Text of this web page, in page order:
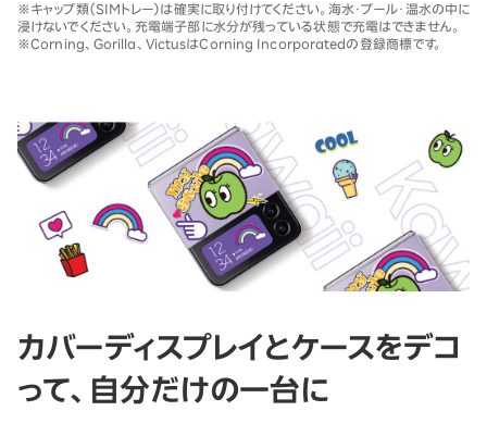
※キャップ類（SIMトレー）は確実に取り付けてください。海水・プール・温水の中に
浸けないでください。充電端子部に水分が残っている状態で充電はできません。
※Corning、Gorilla、VictusはCorning Incorporatedの登録商標です。
カバーディスプレイとケースをデコ
って、自分だけの一台に